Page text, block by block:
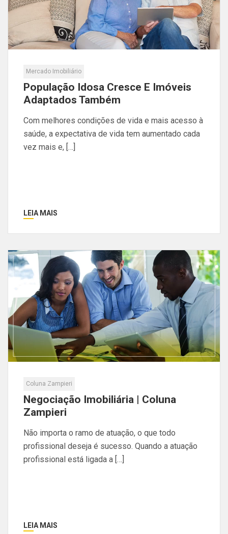
Mercado Imobiliário
População Idosa Cresce E Imóveis
Adaptados Também
Com melhores condições de vida e mais acesso à
saúde, a expectativa de vida tem aumentado cada
vez mais e, […]
LEIA MAIS
Coluna Zampieri
Negociação Imobiliária | Coluna
Zampieri
Não importa o ramo de atuação, o que todo
profissional deseja é sucesso. Quando a atuação
profissional está ligada a […]
LEIA MAIS